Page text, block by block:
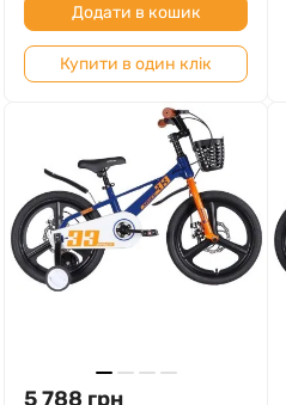
Додати в кошик
Купити в один клік
5 788 грн